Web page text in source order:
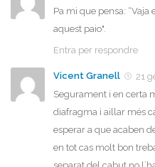
Pa mi que pensa:
aquest paio".
Entra per respondre
Vicent Granell
21
Segurament i en certa
diafragma i aillar més
esperar a que acaben
en tot cas molt bon